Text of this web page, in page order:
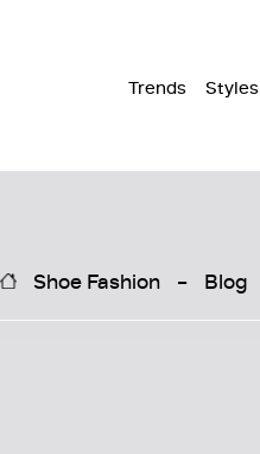
Trends Styles
Shoe Fashion Blog